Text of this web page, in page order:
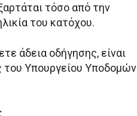
τόσο από την
του κατόχου.
άδεια οδήγησης, είναι
του Υπουργείου Υποδομών